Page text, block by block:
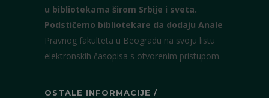
u bibliotekama širom Srbije i sveta.
Podstičemo bibliotekare da dodaju Anale
Pravnog fakulteta u Beogradu na svoju listu
elektronskih časopisa s otvorenim pristupom.
OSTALE INFORMACIJE /